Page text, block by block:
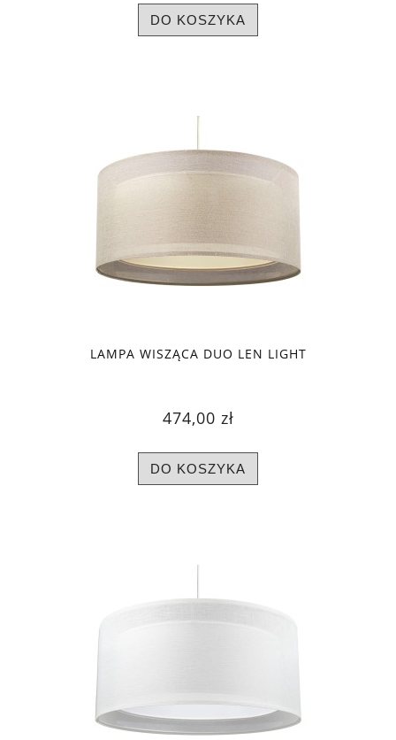
DO KOSZYKA
LAMPA WISZĄCA DUO LEN LIGHT
474,00 zł
DO KOSZYKA